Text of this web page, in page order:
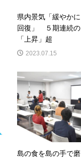
県内景気「緩やかに
回復」 ５期連続の
「上昇」超
2023.07.15
島の食を島の手で磨